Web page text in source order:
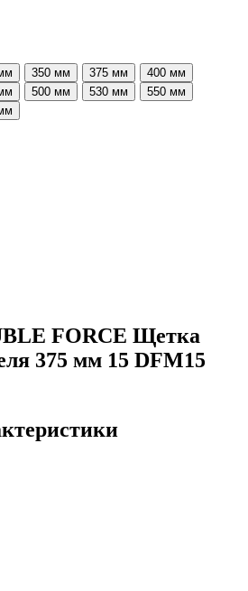
FORCE Щетка
375 мм 15 DFM15